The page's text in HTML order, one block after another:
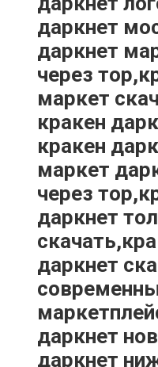
даркнет
даркнет
через
маркет
кракен
кракен
маркет
через
даркнет
даркнет
даркнет
даркнет